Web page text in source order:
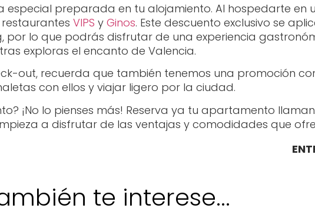
especial preparada en tu alojamiento. Al hospedarte en
VIPS y Ginos. Este descuento exclusivo se
por lo que podrás disfrutar de una experiencia
exploras el encanto de Valencia.
out, recuerda que también tenemos una promoción
con ellos y viajar ligero por la ciudad.
¡No lo pienses más! Reserva ya tu apartamento
a disfrutar de las ventajas y comodidades que
te interese...